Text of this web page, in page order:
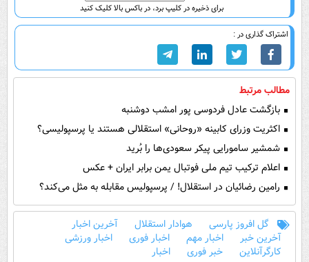
برای ذخیره در کلیپ برد، در باکس بالا کلیک کنید
اشتراک گذاری در :
مطالب مرتبط
بازگشت عادل فردوسی پور امشب دوشنبه
اکثریت وزرای کابینه «روحانی» استقلالی هستند یا پرسپولیسی؟
شمشیر سامورایی پیکر سعودی‌ها را بُرید
اعلام ترکیب تیم ملی فوتبال یمن برابر ایران + عکس
رامین رضائیان در استقلال! / پرسپولیس مقابله به مثل می‌کند؟
گل افروز پارسی هوادار استقلال
آخرین اخبار
آخرین خبر
اخبار مهم اخبار فوری
اخبار ورزشی
کارگرآنلاین
خبر فوری اخبار